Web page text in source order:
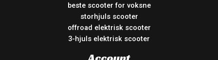
beste scooter for voksne
storhjuls scooter
offroad elektrisk scooter
3-hjuls elektrisk scooter